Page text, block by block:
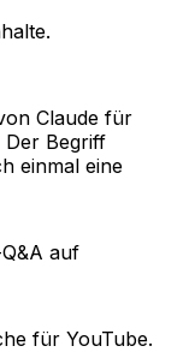
Claude für
Der Begriff
einmal eine
auf
für YouTube.